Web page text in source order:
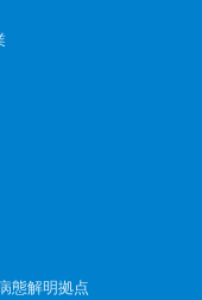
態解明拠点